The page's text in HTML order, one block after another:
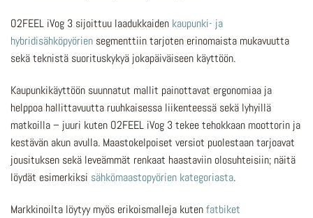
O2FEEL iVog 3 sijoittuu laadukkaiden kaupunki- ja
hybridisähköpyörien segmenttiin tarjoten erinomaista mukavuutta
sekä teknistä suorituskykyä jokapäiväiseen käyttöön.
Kaupunkikäyttöön suunnatut mallit painottavat ergonomiaa ja
helppoa hallittavuutta ruuhkaisessa liikenteessä sekä lyhyillä
matkoilla – juuri kuten O2FEEL iVog 3 tekee tehokkaan moottorin ja
kestävän akun avulla. Maastokelpoiset versiot puolestaan tarjoavat
jousituksen sekä leveämmät renkaat haastaviin olosuhteisiin; näitä
löydät esimerkiksi sähkömaastopyörien kategoriasta.
Markkinoilta löytyy myös erikoismalleja kutenfatbiket